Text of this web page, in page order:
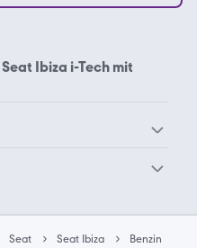
Seat Ibiza i-Tech mit
Seat Cordoba
Seat Seat Ibiza Benzin